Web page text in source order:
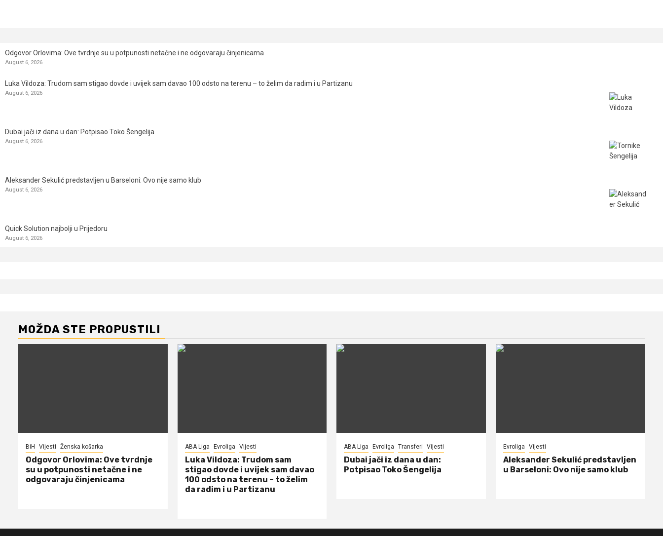
Odgovor Orlovima: ​Ove tvrdnje su u potpunosti netačne i ne odgovaraju činjenicama
August 6, 2026
Luka Vildoza: Trudom sam stigao dovde i uvijek sam davao 100 odsto na terenu – to želim da radim i u Partizanu
August 6, 2026
Dubai jači iz dana u dan: Potpisao Toko Šengelija
August 6, 2026
Aleksander Sekulić predstavljen u Barseloni: Ovo nije samo klub
August 6, 2026
Quick Solution najbolji u Prijedoru
August 6, 2026
MOŽDA STE PROPUSTILI
BiH Vijesti Ženska košarka
Odgovor Orlovima: ​Ove tvrdnje
su u potpunosti netačne i ne
odgovaraju činjenicama
ABA Liga Evroliga Vijesti
Luka Vildoza: Trudom sam
stigao dovde i uvijek sam davao
100 odsto na terenu – to želim
da radim i u Partizanu
ABA Liga Evroliga Transferi Vijesti
Dubai jači iz dana u dan:
Potpisao Toko Šengelija
Evroliga Vijesti
Aleksander Sekulić predstavljen
u Barseloni: Ovo nije samo klub